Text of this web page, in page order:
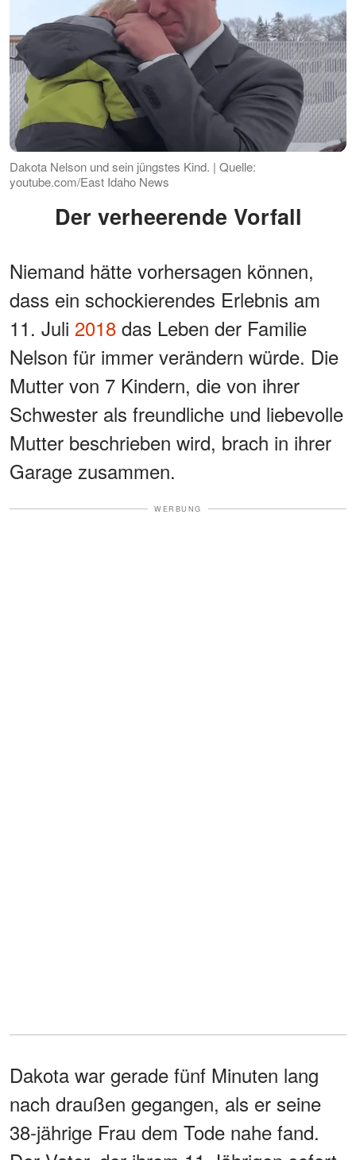
Dakota Nelson und sein jüngstes Kind. | Quelle:
youtube.com/East Idaho News
Der verheerende Vorfall
Niemand hätte vorhersagen können,
dass ein schockierendes Erlebnis am
11. Juli 2018 das Leben der Familie
Nelson für immer verändern würde. Die
Mutter von 7 Kindern, die von ihrer
Schwester als freundliche und liebevolle
Mutter beschrieben wird, brach in ihrer
Garage zusammen.
WERBUNG
Dakota war gerade fünf Minuten lang
nach draußen gegangen, als er seine
38-jährige Frau dem Tode nahe fand.